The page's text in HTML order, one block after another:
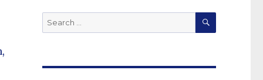
Search
for:
SEARCH